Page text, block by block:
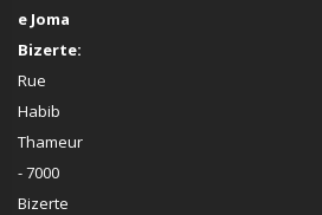
e Joma
Bizerte:
Rue
Habib
Thameur
- 7000
Bizerte